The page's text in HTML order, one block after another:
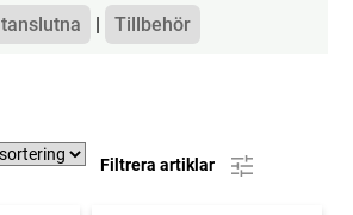
Tillbehör
Filtrera artiklar